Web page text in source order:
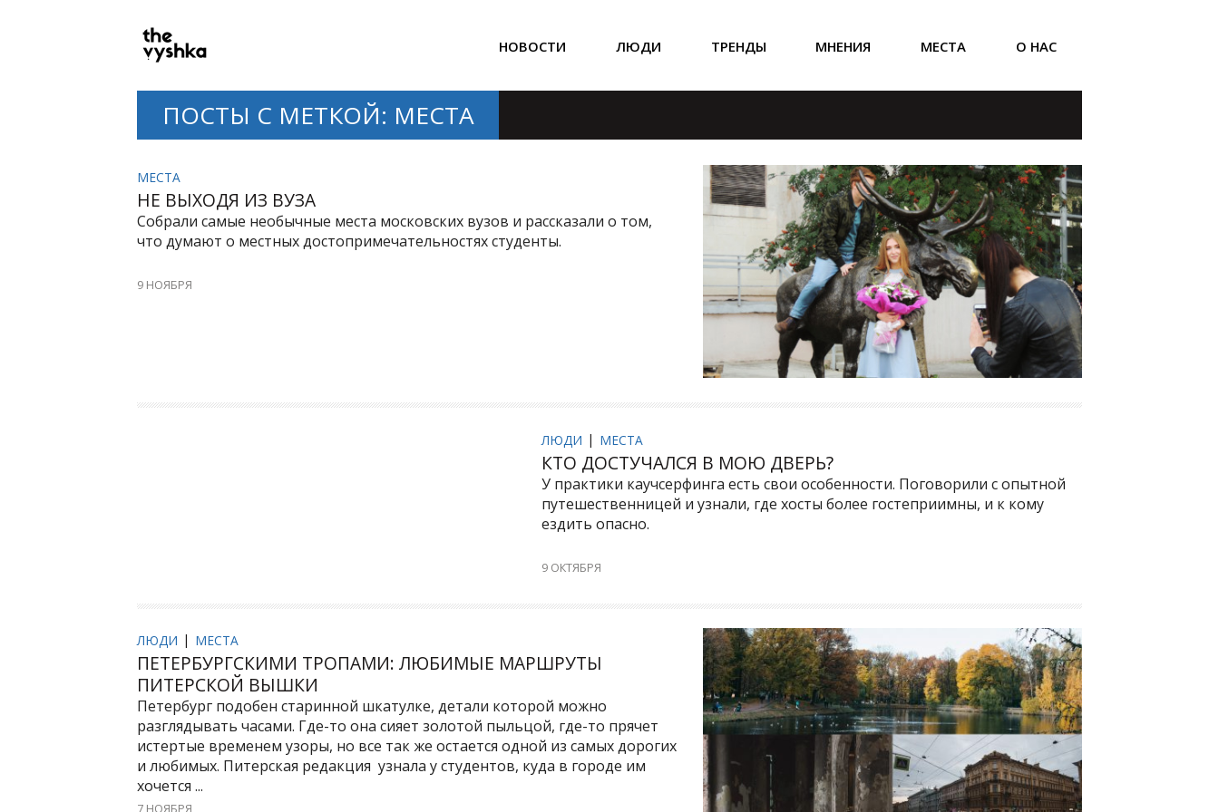
PRIMARY
NAVIGATION НОВОСТИ ЛЮДИ ТРЕНДЫ МНЕНИЯ МЕСТА О НАС
ПОСТЫ С МЕТКОЙ: МЕСТА
МЕСТА
НЕ ВЫХОДЯ ИЗ ВУЗА
Собрали самые необычные места московских вузов и рассказали о том,
что думают о местных достопримечательностях студенты.
9 НОЯБРЯ
ЛЮДИ МЕСТА
КТО ДОСТУЧАЛСЯ В МОЮ ДВЕРЬ?
У практики каучсерфинга есть свои особенности. Поговорили с опытной
путешественницей и узнали, где хосты более гостеприимны, и к кому
ездить опасно.
9 ОКТЯБРЯ
ЛЮДИ МЕСТА
ПЕТЕРБУРГСКИМИ ТРОПАМИ: ЛЮБИМЫЕ МАРШРУТЫ
ПИТЕРСКОЙ ВЫШКИ
Петербург подобен старинной шкатулке, детали которой можно
разглядывать часами. Где-то она сияет золотой пыльцой, где-то прячет
истертые временем узоры, но все так же остается одной из самых дорогих
и любимых. Питерская редакция узнала у студентов, куда в городе им
хочется ...